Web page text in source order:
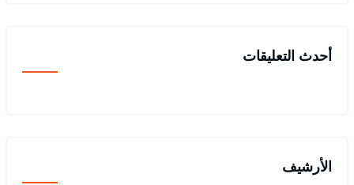
أحدث التعليقات
الأرشيف